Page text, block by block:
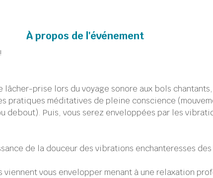
À propos de l'événement
prise lors du voyage sonore aux bols
pratiques méditatives de pleine conscience
debout). Puis, vous serez enveloppées par les
de la douceur des vibrations enchanteresses
viennent vous envelopper menant à une relaxation